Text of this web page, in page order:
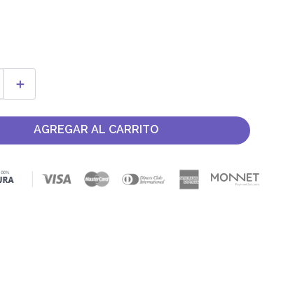
＋
AGREGAR AL CARRITO